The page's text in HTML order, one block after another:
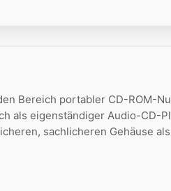
Bereich portabler CD-ROM-
als eigenständiger Audio-CD-
sachlicheren Gehäuse